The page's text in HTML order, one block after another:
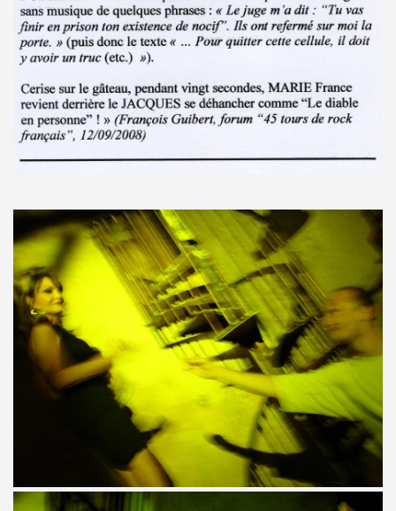
Berlin"), concert "Paradigmes" le 7 octobre 2021
(piano), concerts "Dans la peau" les 5 et 6 octobre
Berlin"), premier concert avec public du
de JACQUES DUVALL, musique de LEONARD
avec ALEXANDRE WETTER : chronique detaillee.
BENJAMIN SIKSOU dans "LES SOULIERS
FRANCE le 7 decembre 2019 au Silencio (Paris) :
d'ICI PARIS : chronique detaillee.
FAMILY les 19 et 20 decembre 2019 a La
Du 16 au 22 novembre 2019 pour l expo "La fabrique
de MARIE FRANCE (realise et compose par
VICTOR dans "Tribu Move" (octobre 2019) pour
de MARIE FRANCE dans "Liberation" (19 et